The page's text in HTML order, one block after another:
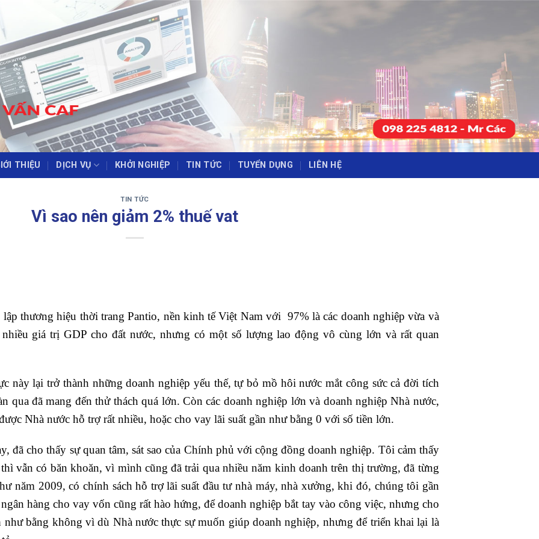
‹ ›
-
THIỆU DỊCH VỤ KHỞI NGHIỆP TIN TỨC TUYỂN DỤNG LIÊN HỆ
TIN TỨC
Vì sao nên giảm 2% thuế vat
thương hiệu thời trang Pantio, nền kinh tế Việt Nam với 97% là các doanh nghiệp vừa và
giá trị GDP cho đất nước, nhưng có một số lượng lao động vô cùng lớn và rất quan
này lại trở thành những doanh nghiệp yếu thế, tự bỏ mồ hôi nước mắt công sức cả đời tích
qua đã mang đến thử thách quá lớn. Còn các doanh nghiệp lớn và doanh nghiệp Nhà nước,
Nhà nước hỗ trợ rất nhiều, hoặc cho vay lãi suất gần như bằng 0 với số tiền lớn.
đã cho thấy sự quan tâm, sát sao của Chính phủ với cộng đồng doanh nghiệp. Tôi cảm thấy
vẫn có băn khoăn, vì mình cũng đã trải qua nhiều năm kinh doanh trên thị trường, đã từng
năm 2009, có chính sách hỗ trợ lãi suất đầu tư nhà máy, nhà xưởng, khi đó, chúng tôi gần
hàng cho vay vốn cũng rất hào hứng, để doanh nghiệp bắt tay vào công việc, nhưng cho
bằng không vì dù Nhà nước thực sự muốn giúp doanh nghiệp, nhưng để triển khai lại là